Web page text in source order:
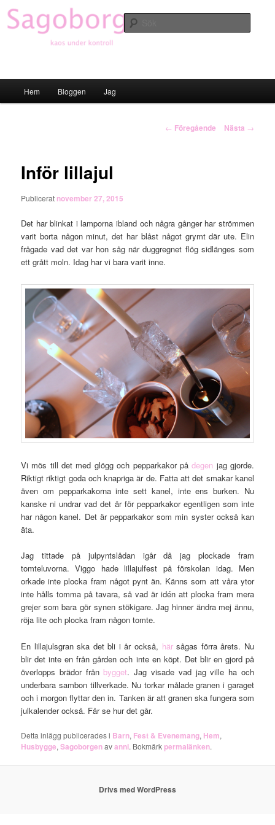
Hoppa
till
primärt
Hem Bloggen Jag
Inläggsnavigering
← Föregående Nästa →
Inför lillajul
Publicerat november 27, 2015
Det har blinkat i lamporna ibland och några gånger har strömmen
varit borta någon minut, det har blåst något grymt där ute. Elin
frågade vad det var hon såg när duggregnet flög sidlänges som
ett grått moln. Idag har vi bara varit inne.
Vi mös till det med glögg och pepparkakor pådegen jag gjorde.
Riktigt riktigt goda och knapriga är de. Fatta att det smakar kanel
även om pepparkakorna inte sett kanel, inte ens burken. Nu
kanske ni undrar vad det är för pepparkakor egentligen som inte
har någon kanel. Det är pepparkakor som min syster också kan
äta.
Jag tittade på julpyntslådan igår då jag plockade fram
tomteluvorna. Viggo hade lillajulfest på förskolan idag. Men
orkade inte plocka fram något pynt än. Känns som att våra ytor
inte hålls tomma på tavara, så vad är idén att plocka fram mera
grejer som bara gör synen stökigare. Jag hinner ändra mej ännu,
röja lite och plocka fram någon tomte.
En lillajulsgran ska det bli i år också, härsågas förra årets. Nu
blir det inte en från gården och inte en köpt. Det blir en gjord på
överlopps brädor frånbygget. Jag visade vad jag ville ha och
underbara sambon tillverkade. Nu torkar målade granen i garaget
och i morgon flyttar den in. Tanken är att granen ska fungera som
julkalender också. Får se hur det går.
Detta inlägg publicerades i Barn, Fest & Evenemang, Hem,
Husbygge,Sagoborgenavanni. Bokmärkpermalänken.
Drivs med WordPress